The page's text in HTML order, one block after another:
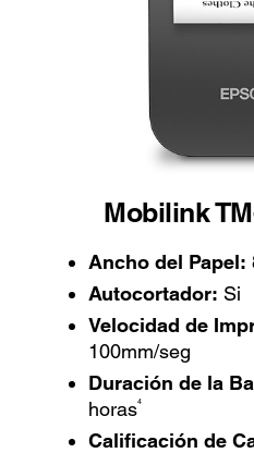
Mobilink
Ancho del Papel:
Autocortador: Si
Velocidad de
100mm/seg
Duración de la
horas4
Calificación de